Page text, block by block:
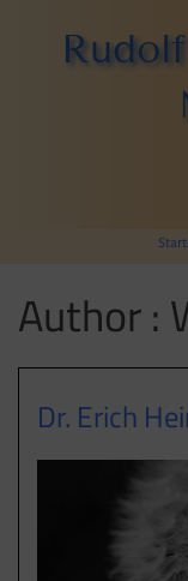
springen
Author :
Dr. Erich